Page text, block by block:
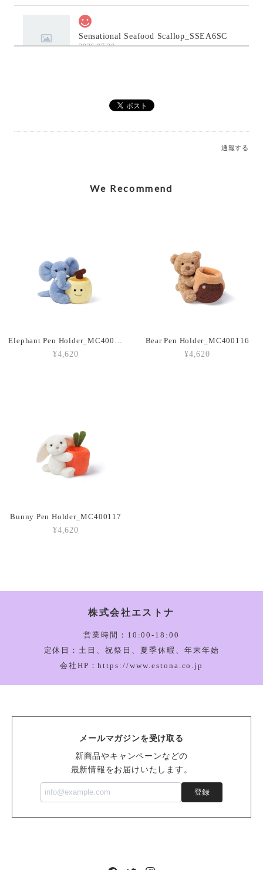
Sensational Seafood Scallop_SSEA6SC
2026/07/20
2026/07/12
2026/03/05
2026/03/05
Vivacious Vegetable Pumpkin_VV6PUM
2026/03/05
Sensational Seafood Mussel_SSEA6M
通報する
We Recommend
Elephant Pen Holder_MC400119
¥4,620
Bear Pen Holder_MC400116
¥4,620
Bunny Pen Holder_MC400117
¥4,620
株式会社エストナ
営業時間：10:00-18:00
定休日：土日、祝祭日、夏季休暇、年末年始
会社HP：https://www.estona.co.jp
メールマガジンを受け取る
新商品やキャンペーンなどの
最新情報をお届けいたします。
登録